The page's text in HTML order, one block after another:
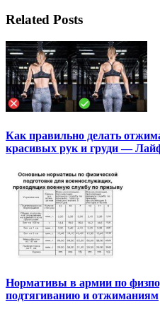
Related Posts
Как правильно делать
красивых рук и груди —
Нормативы в армии по
подтягиванию и отжиманиям